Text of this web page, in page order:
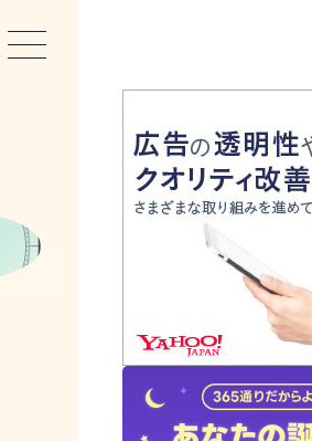
トップ
ユーザーの声
占いの流れ
おすすめの占い師